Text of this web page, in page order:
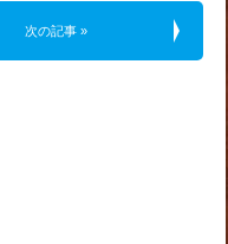
次の記事 »